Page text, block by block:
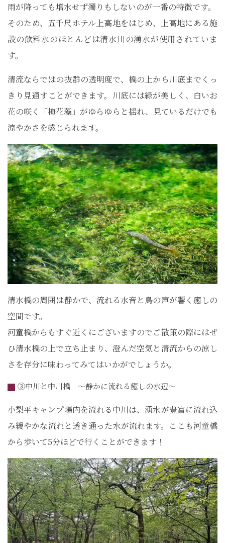
雨が降っても増水せず濁りもしないのが一番の特徴です。
そのため、五千尺ホテル上高地をはじめ、上高地にある施
設の飲料水のほとんどは清水川の湧水が使用されていま
す。
清流ならではの抜群の透明度で、橋の上から川底までくっ
きり見通すことができます。川底には緑が美しく、白いお
花の咲く「梅花藻」がゆらゆらと揺れ、見ているだけでも
涼やかさを感じられます。
清水橋の周囲は静かで、流れる水音と鳥の声が響く癒しの
空間です。
河童橋からもすぐ近くにございますのでご散策の際にはぜ
ひ清水橋の上で立ち止まり、澄んだ空気と清流からの涼し
さを存分に味わってみてはいかがでしょうか。
③中川と中川橋 ～静かに流れる癒しの水辺～
小梨平キャンプ場内を流れる中川は、湧水が豊富に流れ込
み緩やかな流れと透き通った水が流れます。ここも河童橋
から歩いて5分ほどで行くことができます！